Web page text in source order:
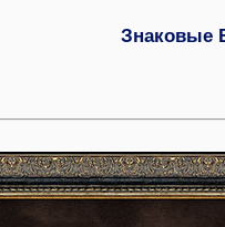
Знаковые